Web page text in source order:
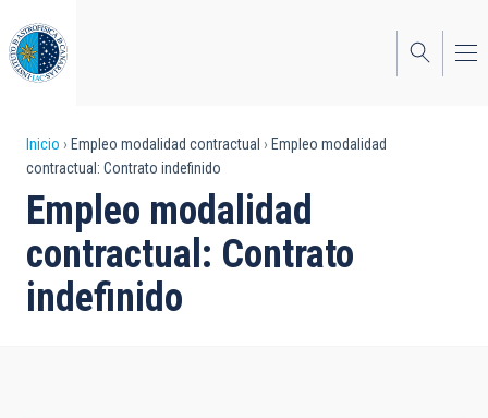
al
contenido
principal
Sobrescribir
enlaces
de
ayuda
a
Inicio Empleo modalidad contractual
Empleo modalidad
contractual: Contrato indefinido
Empleo modalidad
contractual: Contrato
indefinido